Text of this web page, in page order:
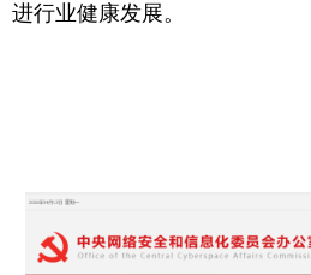
进行业健康发展。